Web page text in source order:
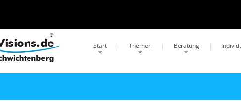
Start Themen Beratung